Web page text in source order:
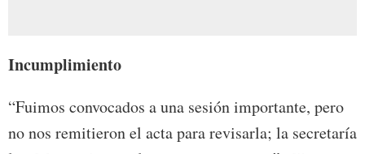
Incumplimiento
“Fuimos convocados a una sesión importante, pero
no nos remitieron el acta para revisarla; la secretaría